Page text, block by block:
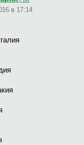
в 17:14